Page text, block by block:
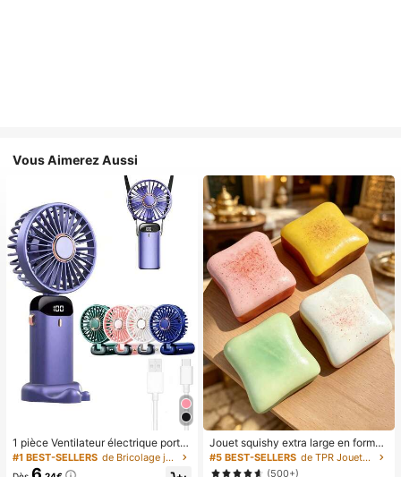
Vous Aimerez Aussi
1 pièce Ventilateur électrique porta
ble mini, ventilateur portable rechar
geable USB, ventilateur de cou, ve
#1 BEST-SELLERS de Bricolage joyeux dans la cuisine Ustensiles et
Jouet squishy extra large en forme
de toast, jouet anti-stress super do
ux en beurre de toast, disponible en
#5 BEST-SELLERS
de TPR Jouets amusants et fantaisie pour adolescen
(500+)